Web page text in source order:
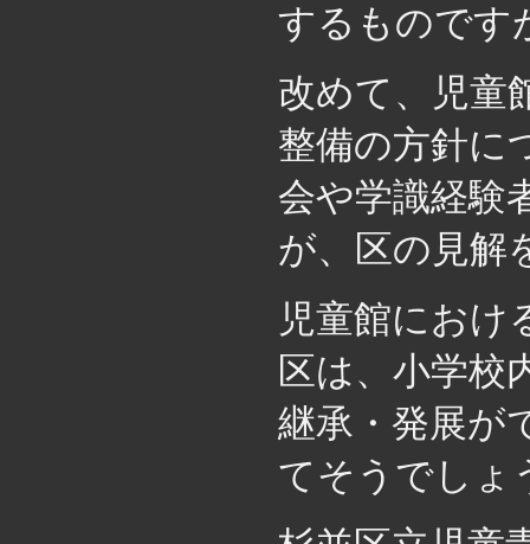
するものです
改めて、児童
整備の方針に
会や学識経験
が、区の見解
児童館におけ
区は、小学校
継承・発展が
てそうでしょ